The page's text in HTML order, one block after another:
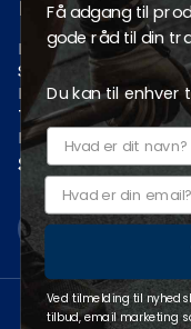
Kategorier
Motion
Styrketræning
Fitness
Tilbud
Pro fitnessudstyr
Sociale medier
© 2026
Få adgang til
gode råd til din
Du kan til enhver
Ved tilmelding til
tilbud, email marketing